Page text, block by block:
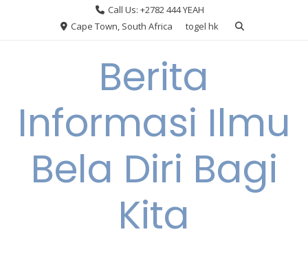
Call Us: +2782 444 YEAH
Cape Town, South Africa
togel hk
Berita
Informasi Ilmu
Bela Diri Bagi
Kita